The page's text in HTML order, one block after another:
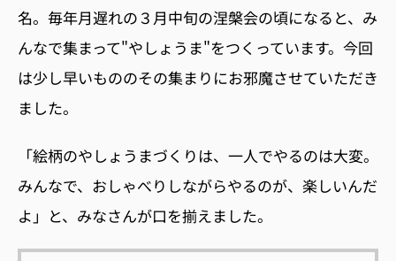
名。毎年月遅れの３月中旬の涅槃会の頃になると、み
んなで集まって"やしょうま"をつくっています。今回
は少し早いもののその集まりにお邪魔させていただき
ました。
「絵柄のやしょうまづくりは、一人でやるのは大変。
みんなで、おしゃべりしながらやるのが、楽しいんだ
よ」と、みなさんが口を揃えました。